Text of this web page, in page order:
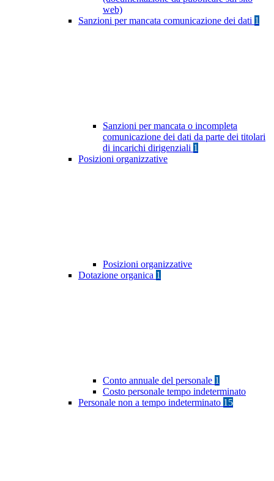
web)
Sanzioni per mancata comunicazione dei dati 1
Sanzioni per mancata o incompleta
comunicazione dei dati da parte dei titolari
di incarichi dirigenziali 1
Posizioni organizzative
Posizioni organizzative
Dotazione organica 1
Conto annuale del personale 1
Costo personale tempo indeterminato
Personale non a tempo indeterminato 15